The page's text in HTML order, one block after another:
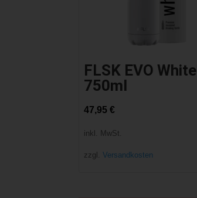
FLSK EVO White
750ml
47,95€
inkl. MwSt.
zzgl. Versandkosten